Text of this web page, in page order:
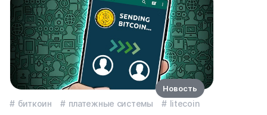
биткоин платежные системы litecoin
Новость